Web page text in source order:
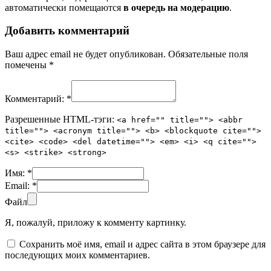
автоматически помещаются в очередь на модерацию.
Добавить комментарий
Ваш адрес email не будет опубликован. Обязательные поля
помечены *
Комментарий: *
Разрешенные HTML-тэги: <a href="" title=""> <abbr
title=""> <acronym title=""> <b> <blockquote cite="">
<cite> <code> <del datetime=""> <em> <i> <q cite="">
<s> <strike> <strong>
Имя: *
Email: *
Файл
Я, пожалуй, приложу к комменту картинку.
Сохранить моё имя, email и адрес сайта в этом браузере для
последующих моих комментариев.